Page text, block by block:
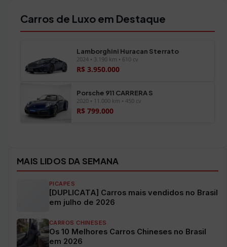
Carros de Luxo em Destaque
Lamborghini Huracan Sterrato
2024 • 3.190 km • 610 cv
R$ 3.950.000
Porsche 911 CARRERA S
2020 • 11.000 km • 450 cv
R$ 799.000
MAIS LIDOS DA SEMANA
PICAPES
[DUPLICATA] Carros mais vendidos no Brasil
em julho de 2026
CARROS CHINESES
Os 10 Melhores Carros Chineses no Brasil
em 2026